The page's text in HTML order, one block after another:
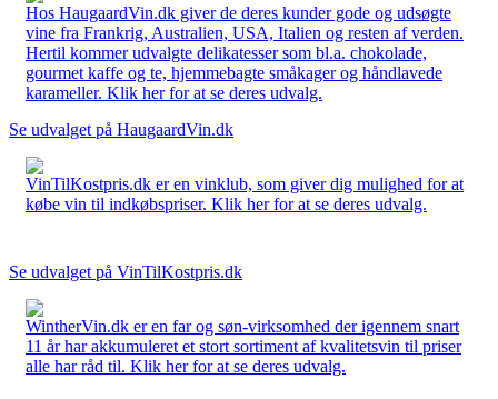
Hos HaugaardVin.dk giver de deres kunder gode og udsøgte
vine fra Frankrig, Australien, USA, Italien og resten af verden.
Hertil kommer udvalgte delikatesser som bl.a. chokolade,
gourmet kaffe og te, hjemmebagte småkager og håndlavede
karameller. Klik her for at se deres udvalg.
Se udvalget på HaugaardVin.dk
VinTilKostpris.dk er en vinklub, som giver dig mulighed for at
købe vin til indkøbspriser. Klik her for at se deres udvalg.
Se udvalget på VinTilKostpris.dk
WintherVin.dk er en far og søn-virksomhed der igennem snart
11 år har akkumuleret et stort sortiment af kvalitetsvin til priser
alle har råd til. Klik her for at se deres udvalg.